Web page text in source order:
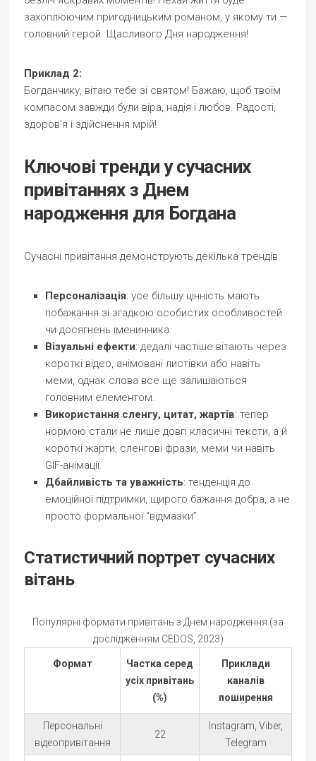
захоплюючим пригодницьким романом, у якому ти —
головний герой. Щасливого Дня народження!
Приклад 2:
Богданчику, вітаю тебе зі святом! Бажаю, щоб твоїм
компасом завжди були віра, надія і любов. Радості,
здоров’я і здійснення мрій!
Ключові тренди у сучасних
привітаннях з Днем
народження для Богдана
Сучасні привітання демонструють декілька трендів:
Персоналізація: усе більшу цінність мають
побажання зі згадкою особистих особливостей
чи досягнень іменинника.
Візуальні ефекти: дедалі частіше вітають через
короткі відео, анімовані листівки або навіть
меми, однак слова все ще залишаються
головним елементом.
Використання сленгу, цитат, жартів: тепер
нормою стали не лише довгі класичні тексти, а й
короткі жарти, сленгові фрази, меми чи навіть
GIF-анімації.
Дбайливість та уважність: тенденція до
емоційної підтримки, щирого бажання добра, а не
просто формальної “відмазки”.
Статистичний портрет сучасних
вітань
Популярні формати привітань з Днем народження (за
дослідженням CEDOS, 2023)
Формат
Частка серед
усіх привітань
(%)
Приклади
каналів
поширення
Персональні
відеопривітання
22
Instagram, Viber,
Telegram